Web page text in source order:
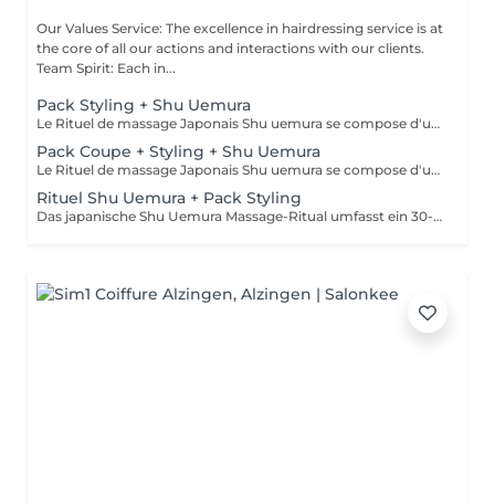
Our Values Service: The excellence in hairdressing service is at
the core of all our actions and interactions with our clients.
Team Spirit: Each in...
Pack Styling + Shu Uemura
Le Rituel de massage Japonais Shu uemura se compose d'un shampooing et d'un soin d'une durée de 30 minutes pour une relaxation une une réparation intense du cheveu et ensuite le pack styling
Pack Coupe + Styling + Shu Uemura
Le Rituel de massage Japonais Shu uemura se compose d'un shampooing et d'un soin d'une durée de 30 minutes pour une relaxation une une réparation intense du cheveu et ensuite le pack coupe styling
Rituel Shu Uemura + Pack Styling
Das japanische Shu Uemura Massage-Ritual umfasst ein 30-minütiges Shampoo und eine Behandlung zur intensiven Haarreparatur und Entspannung + Styling-Paket. Die Preise sind als Richtwerte zu verstehen und müssen nach einer individuellen Beratung durch Ihren Friseur/Stylisten/Spezialisten bestätigt werden. Die Geschäftsleitung behält sich das Recht vor, Änderungen zur reibungslosen Funktion des Salons vorzunehmen.